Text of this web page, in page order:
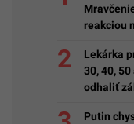
reakciou
Lekárka
30, 40,
odhaliť
Putin